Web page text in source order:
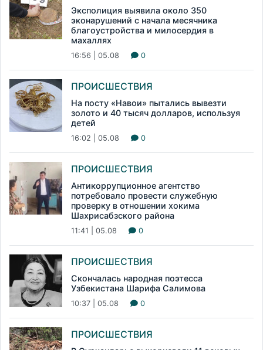
Эксполиция выявила около 350
эконарушений с начала месячника
благоустройства и милосердия в
махаллях
16:56 | 05.08 0
ПРОИСШЕСТВИЯ
На посту «Навои» пытались вывезти
золото и 40 тысяч долларов, используя
детей
16:02 | 05.08 0
ПРОИСШЕСТВИЯ
Антикоррупционное агентство
потребовало провести служебную
проверку в отношении хокима
Шахрисабзского района
11:41 | 05.08 0
ПРОИСШЕСТВИЯ
Скончалась народная поэтесса
Узбекистана Шарифа Салимова
10:37 | 05.08 0
ПРОИСШЕСТВИЯ